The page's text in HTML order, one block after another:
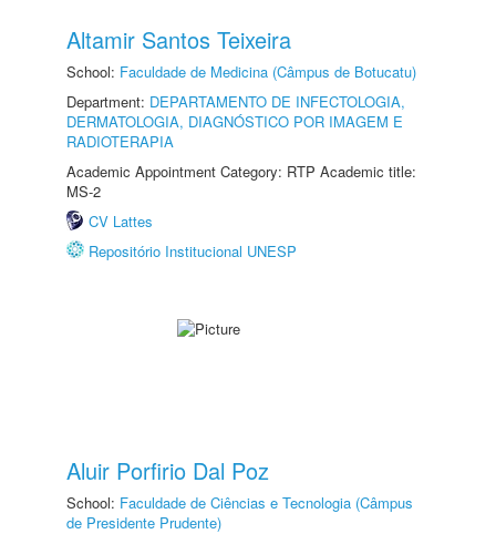
Altamir Santos Teixeira
School: Faculdade de Medicina (Câmpus de Botucatu)
Department: DEPARTAMENTO DE INFECTOLOGIA,
DERMATOLOGIA, DIAGNÓSTICO POR IMAGEM E
RADIOTERAPIA
Academic Appointment Category: RTP Academic title:
MS-2
CV Lattes
Repositório Institucional UNESP
Aluir Porfirio Dal Poz
School: Faculdade de Ciências e Tecnologia (Câmpus
de Presidente Prudente)